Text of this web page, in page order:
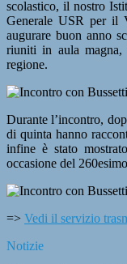
scolastico, il nostro
Generale USR per il
augurare buon anno
riuniti in aula magna,
regione.
Durante l’incontro,
di quinta hanno
infine è stato
occasione del
=> Vedi il servizio
Notizie